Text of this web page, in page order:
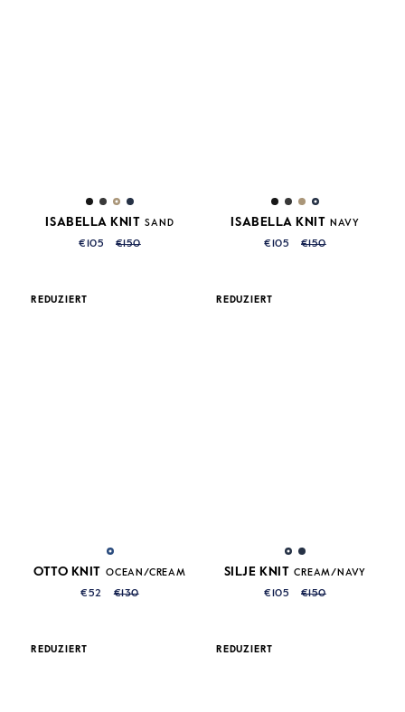
ISABELLA KNIT SAND
€105 €150
ISABELLA KNIT NAVY
€105 €150
REDUZIERT
OTTO KNIT OCEAN/CREAM
€52 €130
REDUZIERT
SILJE KNIT CREAM/NAVY
€105 €150
REDUZIERT REDUZIERT